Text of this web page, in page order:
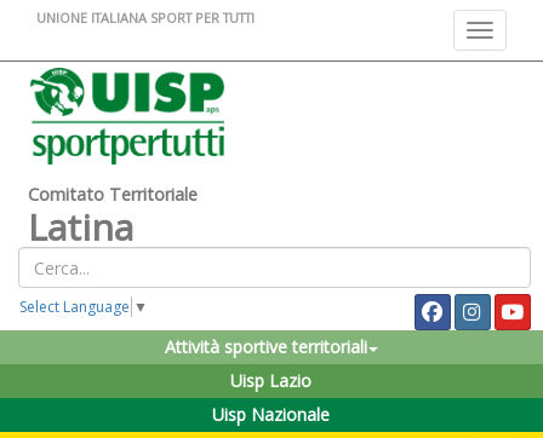
Toggle
UNIONE ITALIANA SPORT PER TUTTI
Comitato Territoriale
Latina
Select Language ▼
Attività sportive territoriali
Uisp Lazio
Uisp Nazionale